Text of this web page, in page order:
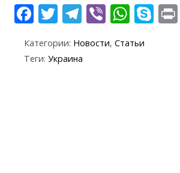
F
e
T
itt
er
T
e
Vi
er
W
at
S
Категории: Новости, Статьи
Теги: Украина